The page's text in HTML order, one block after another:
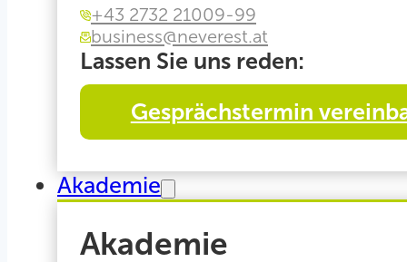
+43 2732 21009-99
business@neverest.at
Lassen Sie uns reden:
Gesprächstermin
Akademie
Akademie